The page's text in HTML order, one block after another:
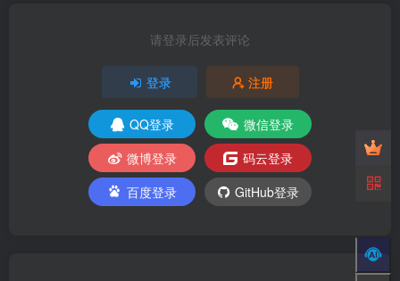
请登录后发表评论
登录 注册
QQ登录
微信登录
微博登录
码云登录
百度登录
GitHub登录